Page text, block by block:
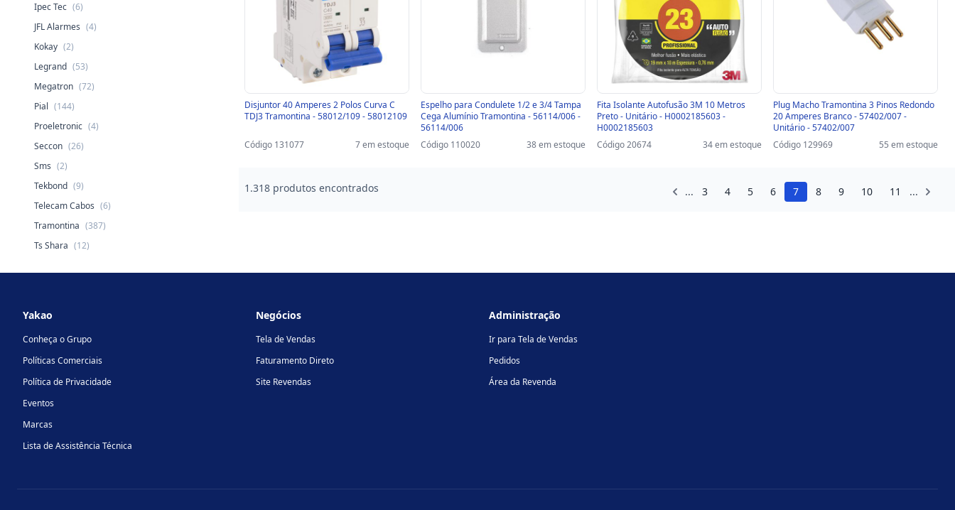
Ipec Tec (6)
JFL Alarmes (4)
Kokay (2)
Legrand (53)
Megatron (72)
Pial (144)
Proeletronic (4)
Seccon (26)
Sms (2)
Tekbond (9)
Telecam Cabos (6)
Tramontina (387)
Ts Shara (12)
Disjuntor 40 Amperes 2 Polos Curva C
TDJ3 Tramontina - 58012/109 - 58012109
Código 131077 7 em estoque
Espelho para Condulete 1/2 e 3/4 Tampa
Cega Alumínio Tramontina - 56114/006 -
56114/006
Código 110020
38 em estoque
Fita Isolante Autofusão 3M 10 Metros
Preto - Unitário - H0002185603 -
H0002185603
Código 20674
34 em estoque
Plug Macho Tramontina 3 Pinos Redondo
20 Amperes Branco - 57402/007 -
Unitário - 57402/007
Código 129969
55 em estoque
1.318 produtos encontrados ... 3 4 5 6 7 8 9 10 11 ...
Yakao
Conheça o Grupo
Políticas Comerciais
Política de Privacidade
Eventos
Marcas
Lista de Assistência Técnica
Negócios
Tela de Vendas
Faturamento Direto
Site Revendas
Administração
Ir para Tela de Vendas
Pedidos
Área da Revenda